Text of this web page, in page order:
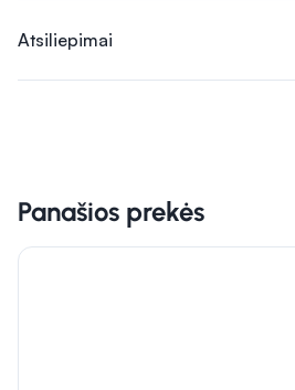
Atsiliepimai
Panašios prekės